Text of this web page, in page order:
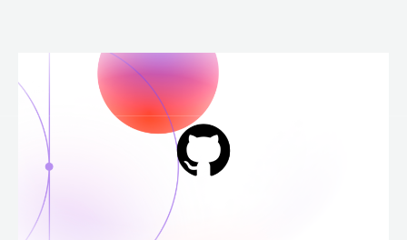
para
conteúdo